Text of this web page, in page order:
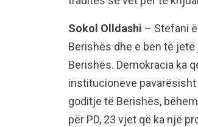
Sokol Olldashi – Stefani
Berishës dhe e bën të
Berishës. Demokracia ka
institucioneve
goditje të Berishës,
për PD, 23 vjet që ka një